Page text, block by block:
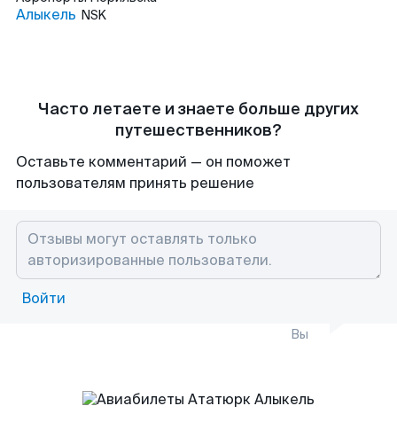
Алыкель NSK
Часто летаете и знаете больше других
путешественников?
Оставьте комментарий — он поможет
пользователям принять решение
Войти
Вы